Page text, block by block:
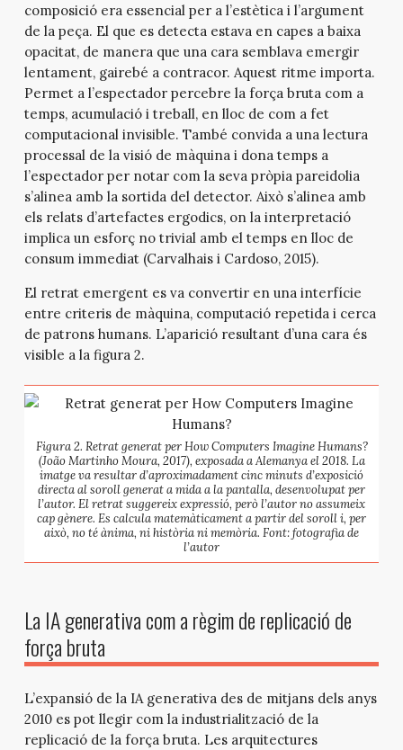
composició era essencial per a l’estètica i l’argument
de la peça. El que es detecta estava en capes a baixa
opacitat, de manera que una cara semblava emergir
lentament, gairebé a contracor. Aquest ritme importa.
Permet a l’espectador percebre la força bruta com a
temps, acumulació i treball, en lloc de com a fet
computacional invisible. També convida a una lectura
processal de la visió de màquina i dona temps a
l’espectador per notar com la seva pròpia pareidolia
s’alinea amb la sortida del detector. Això s’alinea amb
els relats d’artefactes ergodics, on la interpretació
implica un esforç no trivial amb el temps en lloc de
consum immediat (Carvalhais i Cardoso, 2015).
El retrat emergent es va convertir en una interfície
entre criteris de màquina, computació repetida i cerca
de patrons humans. L’aparició resultant d’una cara és
visible a la figura 2.
Figura 2. Retrat generat perHow Computers Imagine Humans?
(João Martinho Moura, 2017), exposada a Alemanya el 2018. La
imatge va resultar d’aproximadament cinc minuts d’exposició
directa al soroll generat a mida a la pantalla, desenvolupat per
l’autor. El retrat suggereix expressió, però l’autor no assumeix
cap gènere. Es calcula matemàticament a partir del soroll i, per
això, no té ànima, ni història ni memòria. Font: fotografia de
l’autor
La IA generativa com a règim de replicació de
força bruta
L’expansió de la IA generativa des de mitjans dels anys
2010 es pot llegir com la industrialització de la
replicació de la força bruta. Les arquitectures